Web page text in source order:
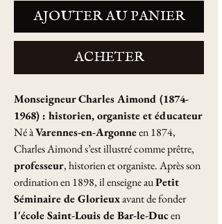
AJOUTER AU PANIER
ACHETER
Monseigneur Charles Aimond (1874-
1968) : historien, organiste et éducateur
Né àVarennes-en-Argonneen 1874,
Charles Aimond s’est illustré comme prêtre,
professeur, historien et organiste. Après son
ordination en 1898, il enseigne auPetit
Séminaire de Glorieuxavant de fonder
l'école Saint-Louis de Bar-le-Ducen